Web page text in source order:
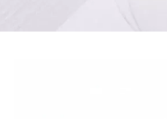
Por ISO